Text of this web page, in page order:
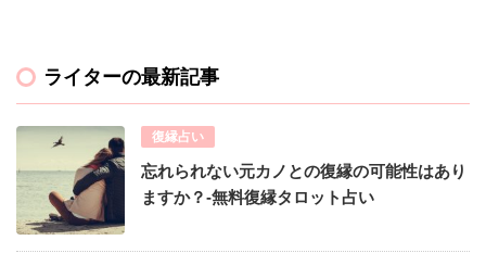
ライターの最新記事
復縁占い
忘れられない元カノとの復縁の可能性はあり
ますか？-無料復縁タロット占い